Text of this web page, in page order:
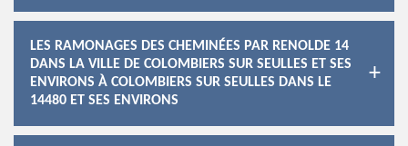
LES RAMONAGES DES CHEMINÉES PAR RENOLDE 14
DANS LA VILLE DE COLOMBIERS SUR SEULLES ET SES
ENVIRONS À COLOMBIERS SUR SEULLES DANS LE
14480 ET SES ENVIRONS